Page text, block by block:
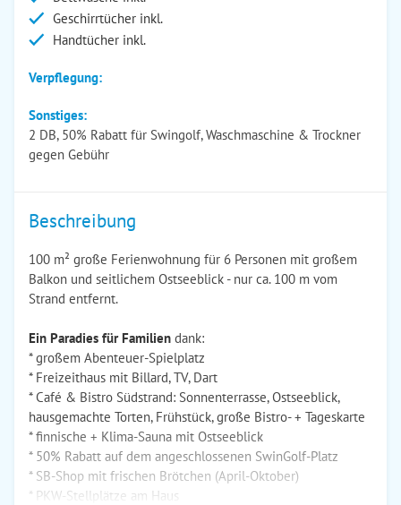
Geschirrtücher inkl.
Handtücher inkl.
Verpflegung:
Sonstiges:
2 DB, 50% Rabatt für Swingolf, Waschmaschine & Trockner
gegen Gebühr
Beschreibung
100 m² große Ferienwohnung für 6 Personen mit großem
Balkon und seitlichem Ostseeblick - nur ca. 100 m vom
Strand entfernt.
Ein Paradies für Familien dank:
* großem Abenteuer-Spielplatz
* Freizeithaus mit Billard, TV, Dart
* Café & Bistro Südstrand: Sonnenterrasse, Ostseeblick,
hausgemachte Torten, Frühstück, große Bistro- + Tageskarte
* finnische + Klima-Sauna mit Ostseeblick
* 50% Rabatt auf dem angeschlossenen SwinGolf-Platz
* SB-Shop mit frischen Brötchen (April-Oktober)
* PKW-Stellplätze am Haus